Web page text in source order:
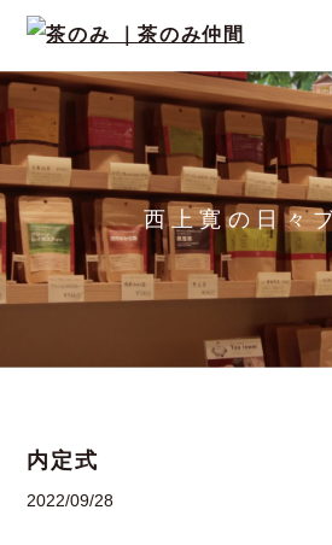
西上寛の日々
内定式
2022/09/28